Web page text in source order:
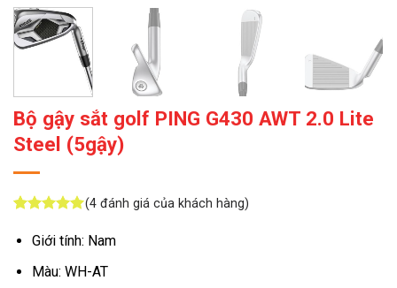
Bộ gậy sắt golf PING G430 AWT 2.0 Lite
Steel (5gậy)
dựa trên
(4đánh giá của khách hàng)
Giới tính: Nam
Màu: WH-AT